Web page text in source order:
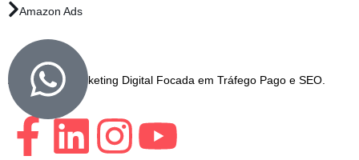
Amazon Ads
Agência de Marketing Digital Focada em Tráfego Pago e SEO.